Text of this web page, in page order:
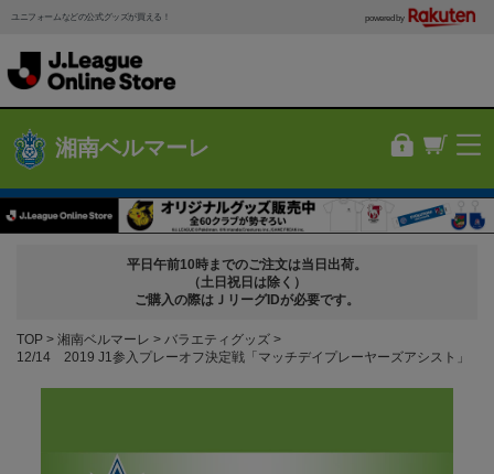
ユニフォームなどの公式グッズが買える！ powered by
湘南ベルマーレ
平日午前10時までのご注文は当日出荷。
（土日祝日は除く）
ご購入の際はＪリーグIDが必要です。
TOP 湘南ベルマーレ
バラエティグッズ
12/14 2019 J1参入プレーオフ決定戦「マッチデイプレーヤーズアシスト」